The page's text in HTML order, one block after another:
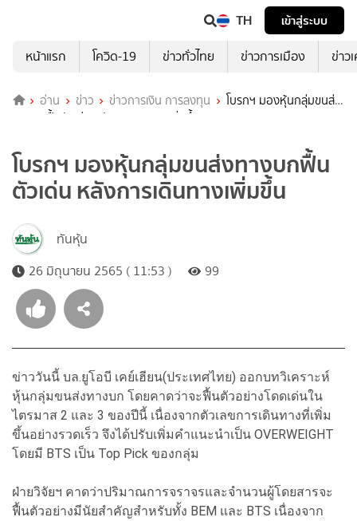
TH
เข้าสู่ระบบ
หน้าแรก
โควิด-19 ข่าวทั่วไทย ข่าวการเมือง ข่าว
อ่าน ข่าว ข่าวการเงิน การลงทุน
โบรกฯ มองหุ้นกลุ่มขนส่ง
ทางบกฟื้นตัวเด่น หลังการเดินทางเพิ่มขึ้น
โบรกฯ มองหุ้นกลุ่มขนส่งทางบกฟื้น
ตัวเด่น หลังการเดินทางเพิ่มขึ้น
ทันหุ้น
26 มิถุนายน 2565 ( 11:53 )
99
ข่าววันนี้ บล.ยูโอบี เคย์เฮียน(ประเทศไทย) ออกบทวิเคราะห์
หุ้นกลุ่มขนส่งทางบก โดยคาดว่าจะฟื้นตัวอย่างโดดเด่นใน
ไตรมาส 2 และ 3 ของปีนี้ เนื่องจากตัวเลขการเดินทางที่เพิ่ม
ขึ้นอย่างรวดเร็ว จึงได้ปรับเพิ่มคำแนะนำเป็น OVERWEIGHT
โดยมี BTS เป็น Top Pick ของกลุ่ม
ฝ่ายวิจัยฯ คาดว่าปริมาณการจราจรและจำนวนผู้โดยสารจะ
ฟื้นตัวอย่างมีนัยสำคัญสำหรับทั้ง BEM และ BTS เนื่องจาก